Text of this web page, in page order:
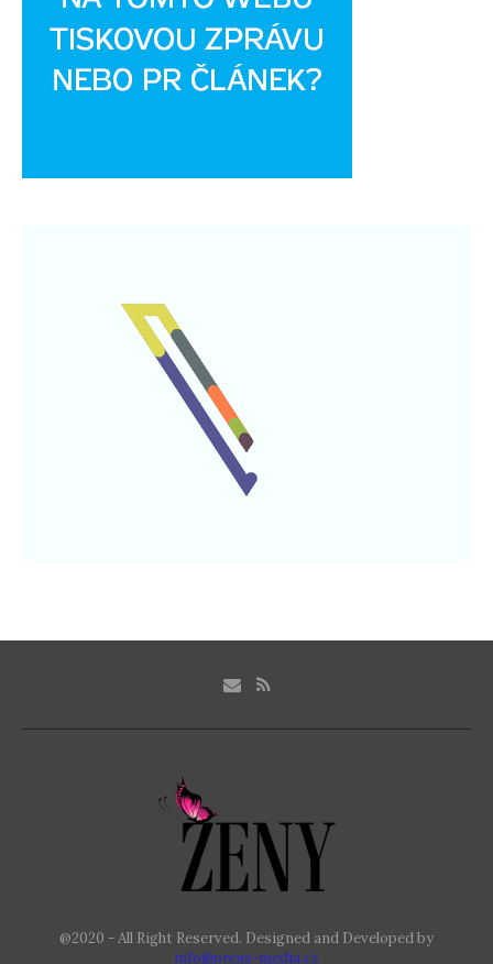
@2020 - All Right Reserved. Designed and Developed by
info@press-media.cz